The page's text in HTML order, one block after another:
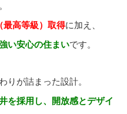
最高等級）取得に加え、
い安心の住まいです。
りが詰まった設計。
を採用し、開放感とデザイ